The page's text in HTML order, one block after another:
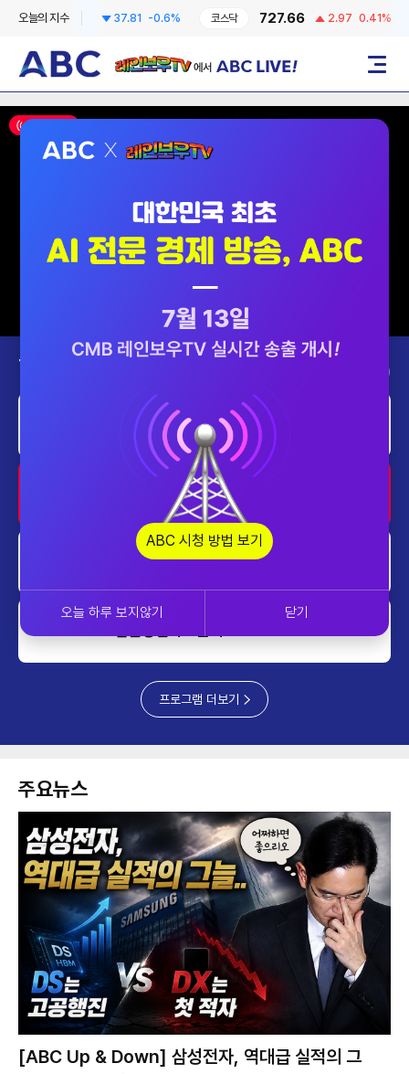
오늘의 지수
6258.57 37.81 -0.6% 코스닥 727.66 2.97 0.41%
레인보우TV에서 ABC LIVE! 메뉴
ON AIR
Today’s Program 2026-08-09 (일)
ABC스페셜_ABC개국세레머니
ABC스페셜_ABC개국포럼 1부
ABC 개국 특집 다큐멘터리 잿빛 기
프로그램 더보기
주요뉴스
[ABC Up & Down] 삼성전자, 역대급 실적의 그
ABC 시청 방법 보기
오늘 하루 보지않기 닫기